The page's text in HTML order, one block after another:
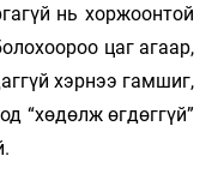
нь хоржоонтой
цаг агаар,
хэрнээ гамшиг,
“хөдөлж өгдөггүй”